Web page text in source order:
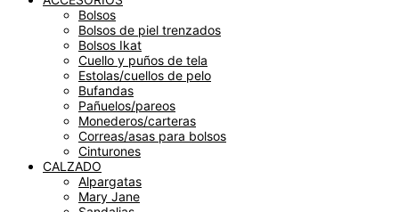
Bolsos
Bolsos de piel trenzados
Bolsos Ikat
Cuello y puños de tela
Estolas/cuellos de pelo
Bufandas
Pañuelos/pareos
Monederos/carteras
Correas/asas para bolsos
Cinturones
CALZADO
Alpargatas
Mary Jane